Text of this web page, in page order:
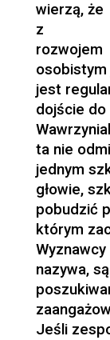
wierzą, że
z
rozwojem
osobistym
jest
dojście do
ta nie
jednym
głowie,
pobudzić
którym
nazywa,
Jeśli